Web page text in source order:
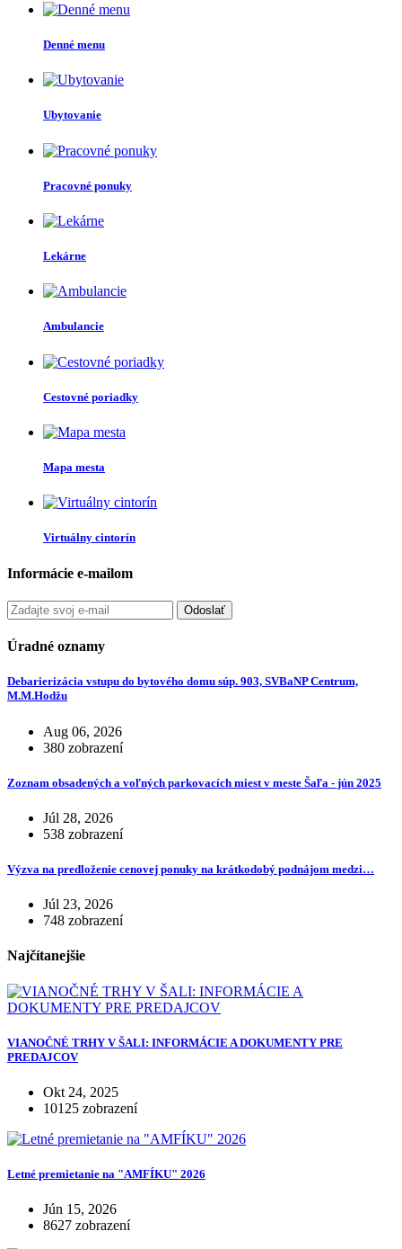
Denné menu
Ubytovanie
Pracovné ponuky
Lekárne
Ambulancie
Cestovné poriadky
Mapa mesta
Virtuálny cintorín
Informácie e-mailom
Odoslať
Úradné oznamy
Debarierizácia vstupu do bytového domu súp. 903, SVBaNP Centrum,
M.M.Hodžu
Aug 06, 2026
380 zobrazení
Zoznam obsadených a voľných parkovacích miest v meste Šaľa - jún 2025
Júl 28, 2026
538 zobrazení
Výzva na predloženie cenovej ponuky na krátkodobý podnájom medzi…
Júl 23, 2026
748 zobrazení
Najčítanejšie
VIANOČNÉ TRHY V ŠALI: INFORMÁCIE A DOKUMENTY PRE
PREDAJCOV
Okt 24, 2025
10125 zobrazení
Letné premietanie na "AMFÍKU" 2026
Jún 15, 2026
8627 zobrazení